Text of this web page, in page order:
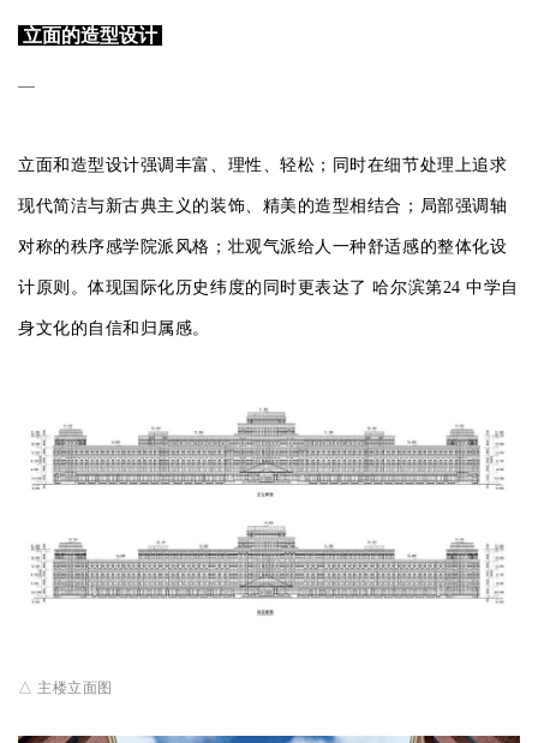
立面的造型设计
—
立面和造型设计强调丰富、理性、轻松；同时在细节处理上追求
现代简洁与新古典主义的装饰、精美的造型相结合；局部强调轴
对称的秩序感学院派风格；壮观气派给人一种舒适感的整体化设
计原则。体现国际化历史纬度的同时更表达了 哈尔滨第24 中学自
身文化的自信和归属感。
△ 主楼立面图